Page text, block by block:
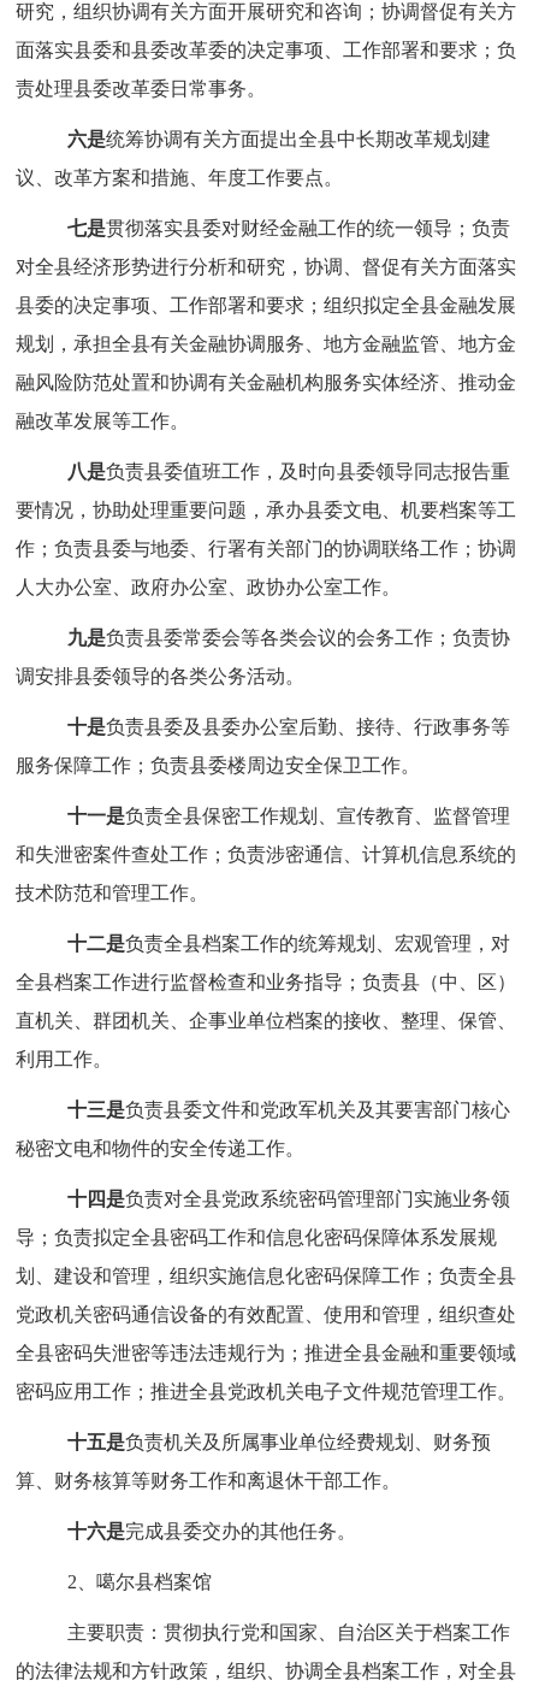
研究，组织协调有关方面开展研究和咨询；协调督促有关方
面落实县委和县委改革委的决定事项、工作部署和要求；负
责处理县委改革委日常事务。
六是统筹协调有关方面提出全县中长期改革规划建
议、改革方案和措施、年度工作要点。
七是贯彻落实县委对财经金融工作的统一领导；负责
对全县经济形势进行分析和研究，协调、督促有关方面落实
县委的决定事项、工作部署和要求；组织拟定全县金融发展
规划，承担全县有关金融协调服务、地方金融监管、地方金
融风险防范处置和协调有关金融机构服务实体经济、推动金
融改革发展等工作。
八是负责县委值班工作，及时向县委领导同志报告重
要情况，协助处理重要问题，承办县委文电、机要档案等工
作；负责县委与地委 、行署有关部门的协调联络工作 ；协调
人大办公室 、政府办公室 、政协办公室工作。
九是负责县委常委会等各类会议的会务工作；负责协
调安排县委领导的各类公务活动。
十是负责县委及县委办公室后勤 、接待 、行政事务等
服务保障工作；负责县委楼周边安全保卫工作。
十一是负责全县保密工作规划、宣传教育、监督管理
和失泄密案件查处工作；负责涉密通信、计算机信息系统的
技术防范和管理工作。
十二是负责全县档案工作的统筹规划、宏观管理，对
全县档案工作进行监督检查和业务指导；负责县（中、区）
直机关、群团机关、企事业单位档案的接收、整理、保管、
利用工作。
十三是负责县委文件和党政军机关及其要害部门核心
秘密文电和物件的安全传递工作。
十四是负责对全县党政系统密码管理部门实施业务领
导；负责拟定全县密码工作和信息化密码保障体系发展规
划、建设和管理，组织实施信息化密码保障工作；负责全县
党政机关密码通信设备的有效配置、使用和管理，组织查处
全县密码失泄密等违法违规行为；推进全县金融和重要领域
密码应用工作；推进全县党政机关电子文件规范管理工作。
十五是负责机关及所属事业单位经费规划、财务预
算、财务核算等财务工作和离退休干部工作。
十六是完成县委交办的其他任务。
2、 噶尔县档案馆
主要职责：贯彻执行党和国家、自治区关于档案工作
的法律法规和方针政策，组织、协调全县档案工作，对全县